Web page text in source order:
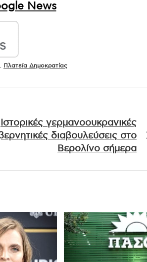
News
Πλατεία Δημοκρατίας
Ιστορικές γερμανοουκρανικές
διαβουλεύσεις στο
Βερολίνο σήμερα